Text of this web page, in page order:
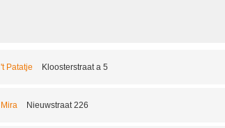
't Patatje Kloosterstraat a 5
Mira Nieuwstraat 226